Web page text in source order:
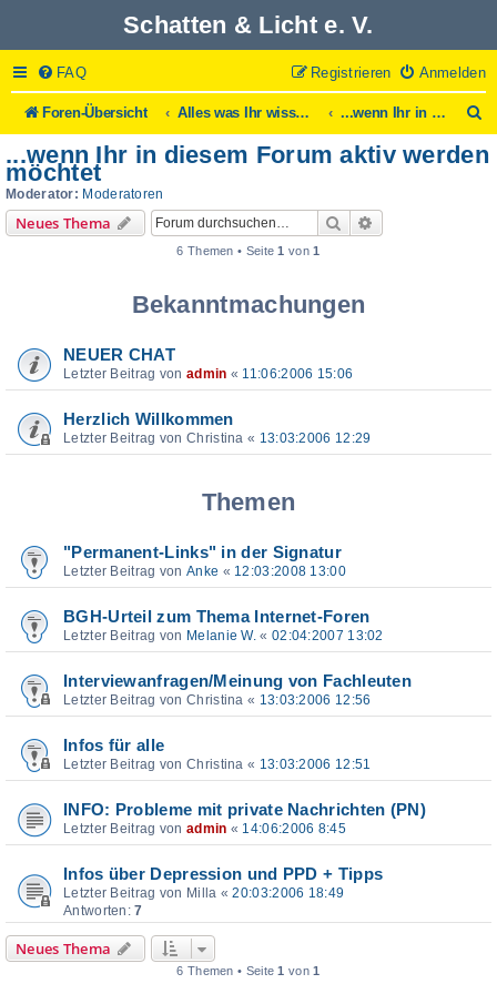
Schatten & Licht e. V.
FAQ Anmelden
Registrieren
Foren-Übersicht Alles was Ihr wissen solltet... ...wenn Ihr in diesem Forum aktiv werden möchtet
u
c
...wenn Ihr in diesem Forum aktiv werden
möchtet
Moderator: Moderatoren
Neues Thema Suche
6 Themen • Seite1 von1
Bekanntmachungen
NEUER CHAT
Letzter Beitrag von admin « 11:06:2006 15:06
Herzlich Willkommen
Letzter Beitrag vonChristina « 13:03:2006 12:29
Themen
"Permanent-Links" in der Signatur
Letzter Beitrag von Anke « 12:03:2008 13:00
BGH-Urteil zum Thema Internet-Foren
Letzter Beitrag von Melanie W. « 02:04:2007 13:02
Interviewanfragen/Meinung von Fachleuten
Letzter Beitrag vonChristina « 13:03:2006 12:56
Infos für alle
Letzter Beitrag vonChristina « 13:03:2006 12:51
INFO: Probleme mit private Nachrichten (PN)
Letzter Beitrag von admin « 14:06:2006 8:45
Infos über Depression und PPD + Tipps
Letzter Beitrag von Milla «20:03:2006 18:49
Antworten:7
Neues Thema
6 Themen • Seite1 von1